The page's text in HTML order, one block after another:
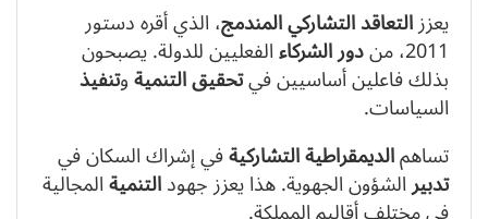
يعززالتعاقد التشاركي المندمج، الذي أقره دستور
2011، من دورالشركاءالفعليين للدولة. يصبحون
بذلك فاعلين أساسيين فيتحقيقالتنميةوتنفيذ
السياسات.
تساهمالديمقراطية التشاركيةفي إشراك السكان في
تدبيرالشؤون الجهوية. هذا يعزز جهودالتنميةالمجالية